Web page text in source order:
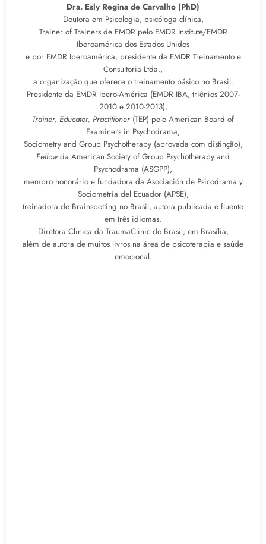
Dra. Esly Regina de Carvalho (PhD)
Doutora em Psicologia, psicóloga clínica,
Trainer of Trainers de EMDR pelo EMDR Institute/EMDR
Iberoamérica dos Estados Unidos
e por EMDR Iberoamérica, presidente da EMDR Treinamento e
Consultoria Ltda.,
a organização que oferece o treinamento básico no Brasil.
Presidente da EMDR Ibero-América (EMDR IBA, triênios 2007-
2010 e 2010-2013),
Trainer, Educator, Practitioner (TEP) pelo American Board of
Examiners in Psychodrama,
Sociometry and Group Psychotherapy (aprovada com distinção),
Fellowda American Society of Group Psychotherapy and
Psychodrama (ASGPP),
membro honorário e fundadora da Asociación de Psicodrama y
Sociometría del Ecuador (APSE),
treinadora de Brainspotting no Brasil, autora publicada e fluente
em três idiomas.
Diretora Clinica da TraumaClinic do Brasil, em Brasília,
além de autora de muitos livros na área de psicoterapia e saúde
emocional.